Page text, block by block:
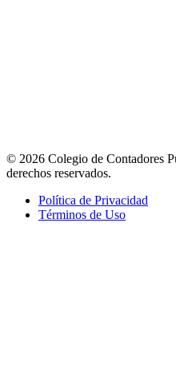
© 2026 Colegio de Contadores
derechos reservados.
Política de Privacidad
Términos de Uso